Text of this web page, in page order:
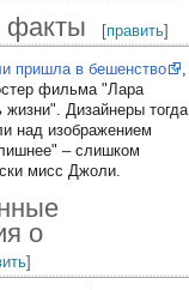
факты [править]
пришла в бешенство
фильма "Лара
Дизайнеры тогда
над изображением
– слишком
мисс Джоли.
о
]